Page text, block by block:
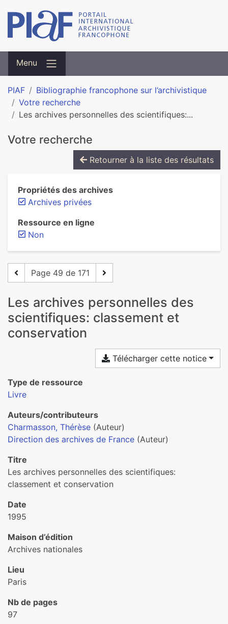
Menu
PIAF
Bibliographie francophone sur l’archivistique
Votre recherche
Les archives personnelles des scientifiques:...
Votre recherche
Retourner à la liste des résultats
Propriétés des archives
Archives privées
Ressource en ligne
Non
Page 49 de 171
Les archives personnelles des
scientifiques: classement et
conservation
Télécharger cette notice
Type de ressource
Livre
Auteurs/contributeurs
Charmasson, Thérèse (Auteur)
Direction des archives de France (Auteur)
Titre
Les archives personnelles des scientifiques:
classement et conservation
Date
1995
Maison d’édition
Archives nationales
Lieu
Paris
Nb de pages
97